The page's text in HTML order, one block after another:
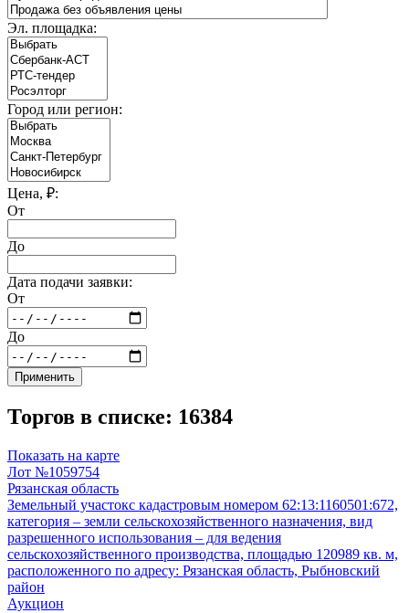
Эл. площадка:
Город или регион:
Цена, ₽:
От
До
Дата подачи заявки:
От
До
Применить
Торгов в списке: 16384
Показать на карте
Лот №1059754
Рязанская область
Земельный участокс кадастровым номером 62:13:1160501:672,
категория – земли сельскохозяйственного назначения, вид
разрешенного использования – для ведения
сельскохозяйственного производства, площадью 120989 кв. м,
расположенного по адресу: Рязанская область, Рыбновский
район
Аукцион